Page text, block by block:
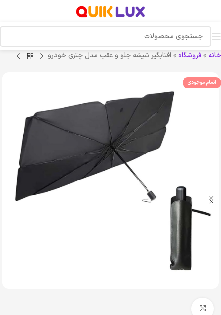
خانه »فروشگاه » افتابگیر شیشه جلو و عقب مدل چتری خودرو
اتمام موجودی